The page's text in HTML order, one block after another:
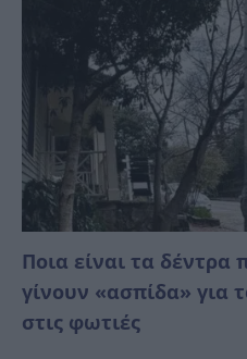
Ποια είναι τα
γίνουν «ασπίδα» για
στις φωτιές